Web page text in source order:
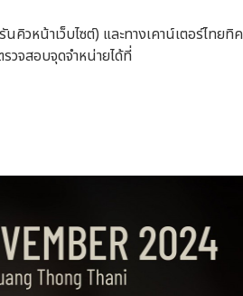
วหน้าเว็บไซต์) และทางเคาน์เตอร์ไทยทิค
วจสอบจุดจำหน่ายได้ที่